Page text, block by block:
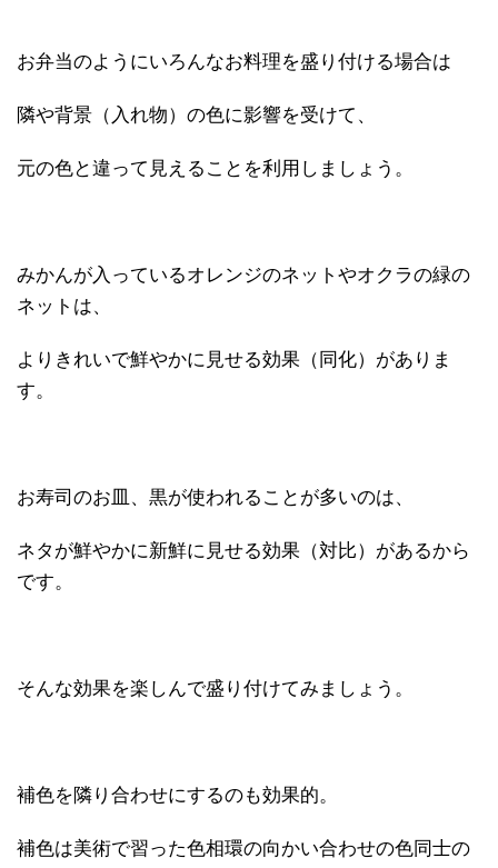
お弁当のようにいろんなお料理を盛り付ける場合は
隣や背景（入れ物）の色に影響を受けて、
元の色と違って見えることを利用しましょう。
みかんが入っているオレンジのネットやオクラの緑の
ネットは、
よりきれいで鮮やかに見せる効果（同化）がありま
す。
お寿司のお皿、黒が使われることが多いのは、
ネタが鮮やかに新鮮に見せる効果（対比）があるから
です。
そんな効果を楽しんで盛り付けてみましょう。
補色を隣り合わせにするのも効果的。
補色は美術で習った色相環の向かい合わせの色同士の